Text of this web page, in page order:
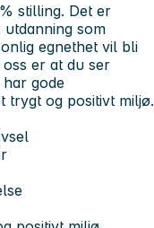
stilling. Det er
som
egnethet vil bli
er at du ser
gode
trygt og positivt miljø.